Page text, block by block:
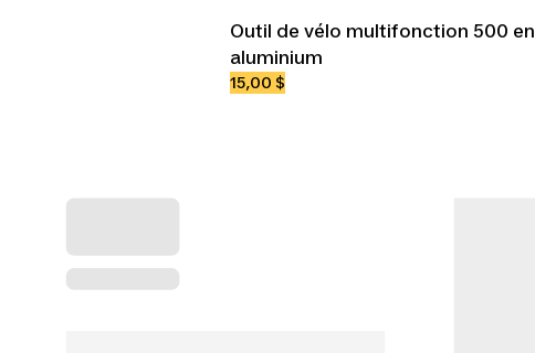
Outil de vélo multifonction 500 en
aluminium
15,00 $